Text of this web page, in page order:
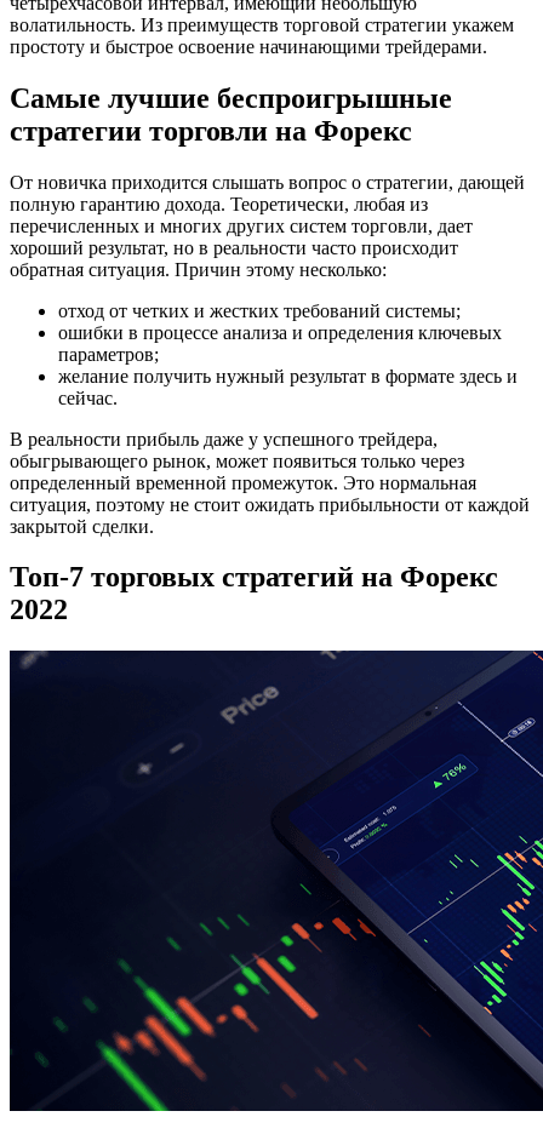
волатильность. Из преимуществ торговой стратегии укажем
простоту и быстрое освоение начинающими трейдерами.
Самые лучшие беспроигрышные
стратегии торговли на Форекс
От новичка приходится слышать вопрос о стратегии, дающей
полную гарантию дохода. Теоретически, любая из
перечисленных и многих других систем торговли, дает
хороший результат, но в реальности часто происходит
обратная ситуация. Причин этому несколько:
отход от четких и жестких требований системы;
ошибки в процессе анализа и определения ключевых
параметров;
желание получить нужный результат в формате здесь и
сейчас.
В реальности прибыль даже у успешного трейдера,
обыгрывающего рынок, может появиться только через
определенный временной промежуток. Это нормальная
ситуация, поэтому не стоит ожидать прибыльности от каждой
закрытой сделки.
Топ-7 торговых стратегий на Форекс
2022